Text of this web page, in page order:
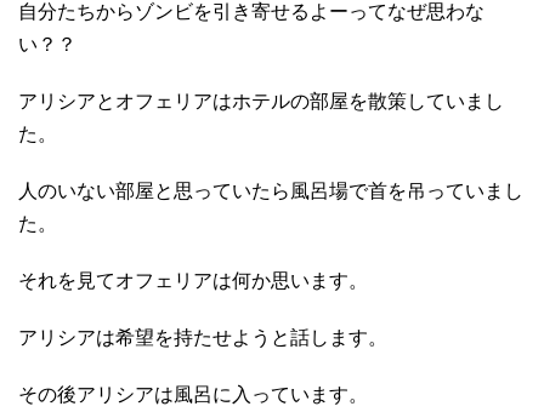
自分たちからゾンビを引き寄せるよーってなぜ思わな
い？？
アリシアとオフェリアはホテルの部屋を散策していまし
た。
人のいない部屋と思っていたら風呂場で首を吊っていまし
た。
それを見てオフェリアは何か思います。
アリシアは希望を持たせようと話します。
その後アリシアは風呂に入っています。